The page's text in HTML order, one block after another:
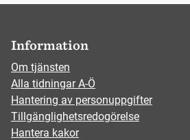
Information
Om tjänsten
Alla tidningar A-Ö
Hantering av personuppgifter
Tillgänglighetsredogörelse
Hantera kakor